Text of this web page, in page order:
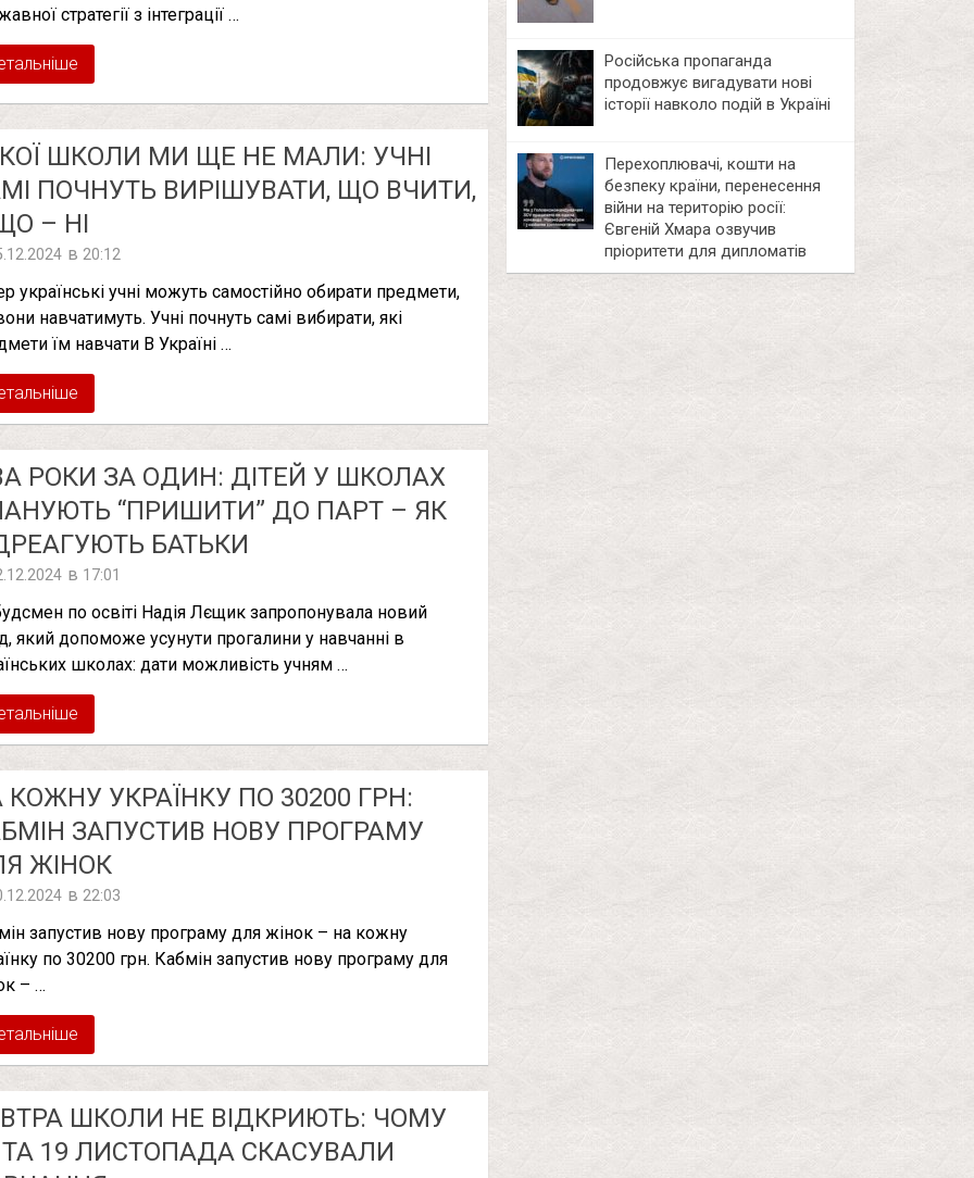
стратегії з інтеграції …
ШКОЛИ МИ ЩЕ НЕ МАЛИ: УЧНІ
ПОЧНУТЬ ВИРІШУВАТИ, ЩО ВЧИТИ,
– НІ
в 20:12
українські учні можуть самостійно обирати предмети,
навчатимуть. Учні почнуть самі вибирати, які
їм навчати В Україні …
РОКИ ЗА ОДИН: ДІТЕЙ У ШКОЛАХ
“ПРИШИТИ” ДО ПАРТ – ЯК
БАТЬКИ
в 17:01
по освіті Надія Лєщик запропонувала новий
який допоможе усунути прогалини у навчанні в
школах: дати можливість учням …
КОЖНУ УКРАЇНКУ ПО 30200 ГРН:
ЗАПУСТИВ НОВУ ПРОГРАМУ
ЖІНОК
в 22:03
запустив нову програму для жінок – на кожну
по 30200 грн. Кабмін запустив нову програму для
– …
ШКОЛИ НЕ ВІДКРИЮТЬ: ЧОМУ
ТА 19 ЛИСТОПАДА СКАСУВАЛИ
Російська пропаганда
продовжує вигадувати нові
історії навколо подій в Україні
Перехоплювачі, кошти на
безпеку країни, перенесення
війни на територію росії:
Євгеній Хмара озвучив
пріоритети для дипломатів